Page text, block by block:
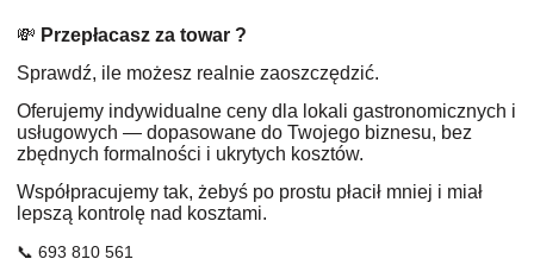
💸 Przepłacasz za towar ?
Sprawdź, ile możesz realnie zaoszczędzić.
Oferujemy indywidualne ceny dla lokali gastronomicznych i
usługowych — dopasowane do Twojego biznesu, bez
zbędnych formalności i ukrytych kosztów.
Współpracujemy tak, żebyś po prostu płacił mniej i miał
lepszą kontrolę nad kosztami.
📞 693 810 561